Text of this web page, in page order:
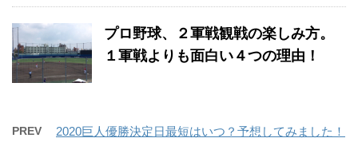
プロ野球、２軍戦観戦の楽しみ方。
１軍戦よりも面白い４つの理由！
PREV 2020巨人優勝決定日最短はいつ？予想してみました！